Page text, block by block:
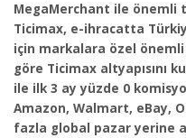
MegaMerchant ile önemli
Ticimax, e-ihracatta
için markalara özel
göre Ticimax altyapısını
ile ilk 3 ay yüzde 0
Amazon, Walmart, eBay,
fazla global pazar yerine